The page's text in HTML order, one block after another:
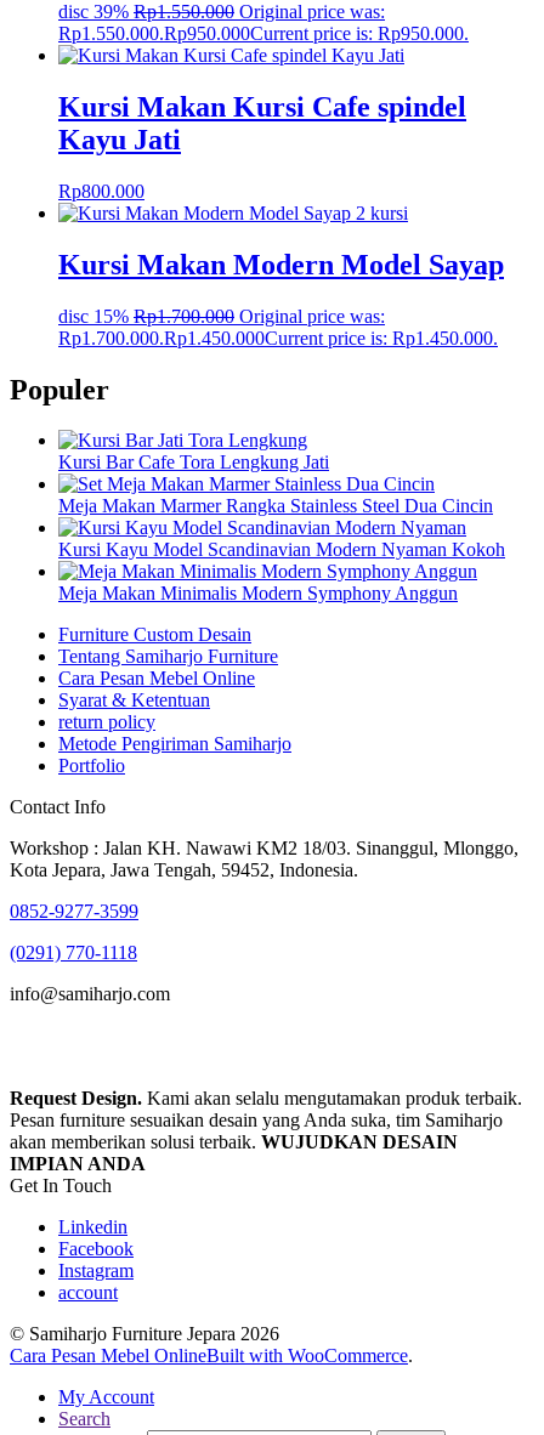
disc 39% Rp1.550.000 Original price was:
Rp1.550.000.Rp950.000Current price is: Rp950.000.
Kursi Makan Kursi Cafe spindel
Kayu Jati
Rp800.000
Kursi Makan Modern Model Sayap
disc 15% Rp1.700.000 Original price was:
Rp1.700.000.Rp1.450.000Current price is: Rp1.450.000.
Populer
Kursi Bar Cafe Tora Lengkung Jati
Meja Makan Marmer Rangka Stainless Steel Dua Cincin
Kursi Kayu Model Scandinavian Modern Nyaman Kokoh
Meja Makan Minimalis Modern Symphony Anggun
Furniture Custom Desain
Tentang Samiharjo Furniture
Cara Pesan Mebel Online
Syarat & Ketentuan
return policy
Metode Pengiriman Samiharjo
Portfolio
Contact Info
Workshop : Jalan KH. Nawawi KM2 18/03. Sinanggul, Mlonggo,
Kota Jepara, Jawa Tengah, 59452, Indonesia.
0852-9277-3599
(0291) 770-1118
info@samiharjo.com
Request Design. Kami akan selalu mengutamakan produk terbaik.
Pesan furniture sesuaikan desain yang Anda suka, tim Samiharjo
akan memberikan solusi terbaik. WUJUDKAN DESAIN
IMPIAN ANDA
Get In Touch
Linkedin
Facebook
Instagram
account
© Samiharjo Furniture Jepara 2026
Cara Pesan Mebel OnlineBuilt with WooCommerce.
My Account
Search